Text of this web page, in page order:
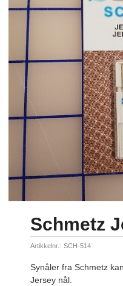
Schmetz
Artikkelnr.: SCH-514
Synåler fra Schmetz
Jersey nål.